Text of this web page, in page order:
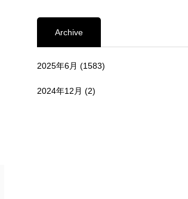
Archive
2025年6月 (1583)
2024年12月 (2)